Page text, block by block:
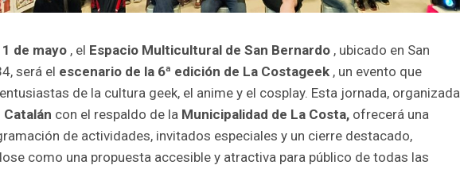
de mayo , el Espacio Multicultural de San Bernardo , ubicado en San
será el escenario de la 6ª edición de La Costageek , un evento que
de la cultura geek, el anime y el cosplay. Esta jornada, organizada
con el respaldo de la Municipalidad de La Costa, ofrecerá una
de actividades, invitados especiales y un cierre destacado,
como una propuesta accesible y atractiva para público de todas las